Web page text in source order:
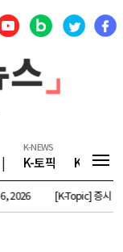
|
K-NEWS
K-토픽 K-기업
[K-Topic] 증시 변동성